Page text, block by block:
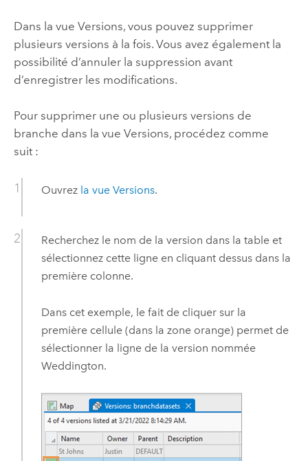
Dans la vue Versions, vous pouvez supprimer
plusieurs versions à la fois. Vous avez également la
possibilité d’annuler la suppression avant
d’enregistrer les modifications.
Pour supprimer une ou plusieurs versions de
branche dans la vue Versions, procédez comme
suit :
Ouvrez la vue Versions.
Recherchez le nom de la version dans la table et
sélectionnez cette ligne en cliquant dessus dans la
première colonne.
Dans cet exemple, le fait de cliquer sur la
première cellule (dans la zone orange) permet de
sélectionner la ligne de la version nommée
Weddington.